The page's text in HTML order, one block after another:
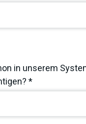
in unserem
*